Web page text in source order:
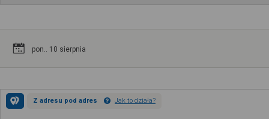
pon.. 10 sierpnia
Z adresu pod adres Jak to działa?